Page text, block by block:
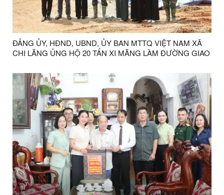
ĐẢNG ỦY, HĐND, UBND, ỦY BAN MTTQ VIỆT NAM XÃ
CHI LĂNG ỦNG HỘ 20 TẤN XI MĂNG LÀM ĐƯỜNG GIAO